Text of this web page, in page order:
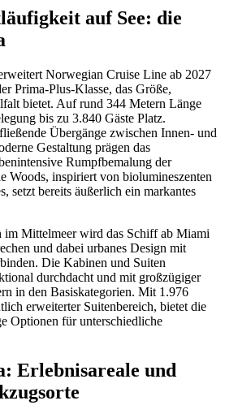
auf See: die
Norwegian Cruise Line ab 2027
Prima-Plus-Klasse, das Größe,
bietet. Auf rund 344 Metern Länge
bis zu 3.840 Gäste Platz.
Übergänge zwischen Innen- und
Gestaltung prägen das
Rumpfbemalung der
Woods, inspiriert von biolumineszenten
setzt bereits äußerlich ein markantes
im Mittelmeer wird das Schiff ab Miami
und dabei urbanes Design mit
Die Kabinen und Suiten
durchdacht und mit großzügiger
in den Basiskategorien. Mit 1.976
erweiterter Suitenbereich, bietet die
Optionen für unterschiedliche
Erlebnisareale und